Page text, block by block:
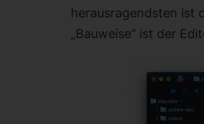
herausragendsten ist
„Bauweise“ ist der